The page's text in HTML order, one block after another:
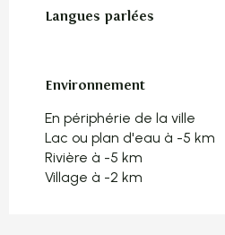
Langues parlées
Langues parlées
Environnement
Environnement
En périphérie de la ville
Lac ou plan d'eau à -5 km
Rivière à -5 km
Village à -2 km